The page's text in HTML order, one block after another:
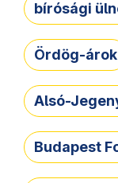
bírósági
Ördög-árok
Alsó-
Budapest